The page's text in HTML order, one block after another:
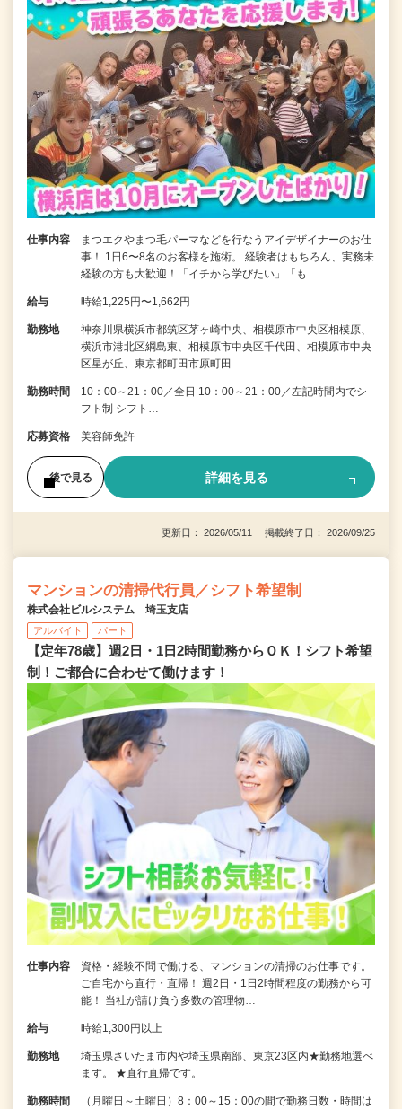
仕事内容
まつエクやまつ毛パーマなどを行なうアイデザイナーのお仕
事！ 1日6〜8名のお客様を施術。 経験者はもちろん、実務未
経験の方も大歓迎！「イチから学びたい」「も…
給与 時給1,225円〜1,662円
勤務地
神奈川県横浜市都筑区茅ヶ崎中央、相模原市中央区相模原、
横浜市港北区綱島東、相模原市中央区千代田、相模原市中央
区星が丘、東京都町田市原町田
勤務時間
10：00～21：00／全日 10：00～21：00／左記時間内でシ
フト制 シフト…
応募資格 美容師免許
後で見る 詳細を見る
更新日： 2026/05/11 掲載終了日： 2026/09/25
マンションの清掃代行員／シフト希望制
株式会社ビルシステム 埼玉支店
アルバイト パート
【定年78歳】週2日・1日2時間勤務からＯＫ！シフト希望
制！ご都合に合わせて働けます！
仕事内容
資格・経験不問で働ける、マンションの清掃のお仕事です。
ご自宅から直行・直帰！ 週2日・1日2時間程度の勤務から可
能！ 当社が請け負う多数の管理物…
給与 時給1,300円以上
勤務地
埼玉県さいたま市内や埼玉県南部、東京23区内★勤務地選べ
ます。 ★直行直帰です。
勤務時間
（月曜日～土曜日）8：00～15：00の間で勤務日数・時間は